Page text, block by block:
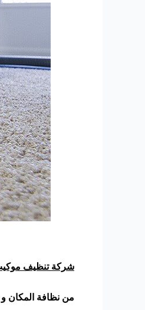
شركة تنظيف
من نظافة المكان